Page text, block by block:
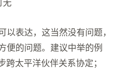
无
以表达，这当然没有问题，
便的问题。建议中举的例
跨太平洋伙伴关系协定；